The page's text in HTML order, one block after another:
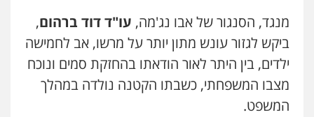
מנגד, הסנגור של אבו נג'מה, עו"ד דוד ברהום,
ביקש לגזור עונש מתון יותר על מרשו, אב לחמישה
ילדים, בין היתר לאור הודאתו בהחזקת סמים ונוכח
מצבו המשפחתי, כשבתו הקטנה נולדה במהלך
המשפט.